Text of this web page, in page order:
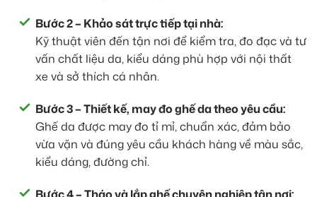
Bước 2 – Khảo sát trực tiếp tại nhà:
Kỹ thuật viên đến tận nơi để kiểm tra, đo đạc và tư
vấn chất liệu da, kiểu dáng phù hợp với nội thất
xe và sở thích cá nhân.
Bước 3 – Thiết kế, may đo ghế da theo yêu cầu:
Ghế da được may đo tỉ mỉ, chuẩn xác, đảm bảo
vừa vặn và đúng yêu cầu khách hàng về màu sắc,
kiểu dáng, đường chỉ.